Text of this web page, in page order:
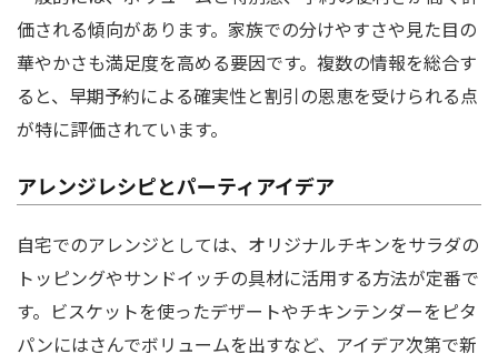
価される傾向があります。家族での分けやすさや見た目の
華やかさも満足度を高める要因です。複数の情報を総合す
ると、早期予約による確実性と割引の恩恵を受けられる点
が特に評価されています。
アレンジレシピとパーティアイデア
自宅でのアレンジとしては、オリジナルチキンをサラダの
トッピングやサンドイッチの具材に活用する方法が定番で
す。ビスケットを使ったデザートやチキンテンダーをピタ
パンにはさんでボリュームを出すなど、アイデア次第で新